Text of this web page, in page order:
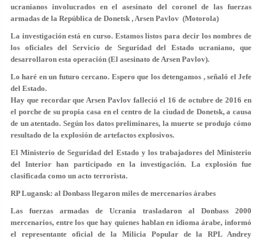
ucranianos involucrados en el asesinato del coronel de las fuerzas
armadas de la República de Donetsk , Arsen Pavlov (Motorola)
La investigación está en curso. Estamos listos para decir los nombres de
los oficiales del Servicio de Seguridad del Estado ucraniano, que
desarrollaron esta operación (El asesinato de Arsen Pavlov).
Lo haré en un futuro cercano. Espero que los detengamos , señaló el Jefe
del Estado.
Hay que recordar que Arsen Pavlov falleció el 16 de octubre de 2016 en
el porche de su propia casa en el centro de la ciudad de Donetsk, a causa
de un atentado. Según los datos preliminares, la muerte se produjo cómo
resultado de la explosión de artefactos explosivos.
El Ministerio de Seguridad del Estado y los trabajadores del Ministerio
del Interior han participado en la investigación. La explosión fue
clasificada como un acto terrorista.
RP Lugansk: al Donbass llegaron miles de mercenarios árabes
Las fuerzas armadas de Ucrania trasladaron al Donbass 2000
mercenarios, entre los que hay quienes hablan en idioma árabe, informó
el representante oficial de la Milicia Popular de la RPL Andrey